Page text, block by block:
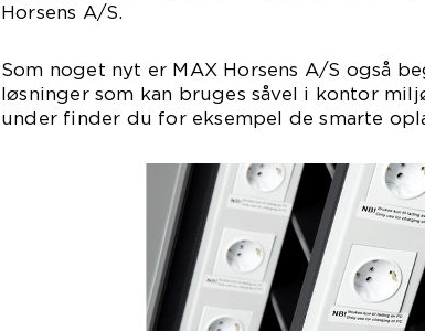
Horsens A/S.
Som noget nyt er MAX Horsens A/S også
løsninger som kan bruges såvel i kontor
under finder du for eksempel de smarte